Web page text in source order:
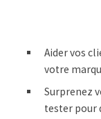
Aider vos
votre
Surprenez
tester pour